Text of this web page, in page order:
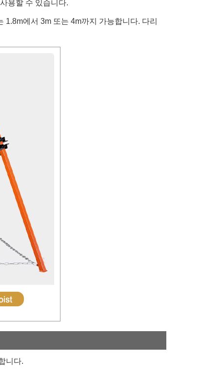
용할 수 있습니다.
에서 3m 또는 4m까지 가능합니다. 다리
니다.